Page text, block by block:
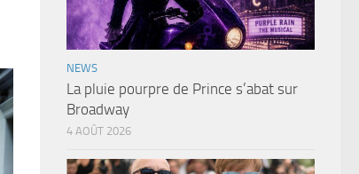
NEWS
La pluie pourpre de Prince s’abat sur
Broadway
4 AOÛT 2026